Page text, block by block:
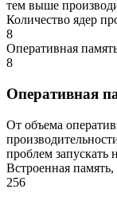
тем выше
Количество ядер
8
Оперативная
8
Оперативная
От объема
проблем запускать
Встроенная
256